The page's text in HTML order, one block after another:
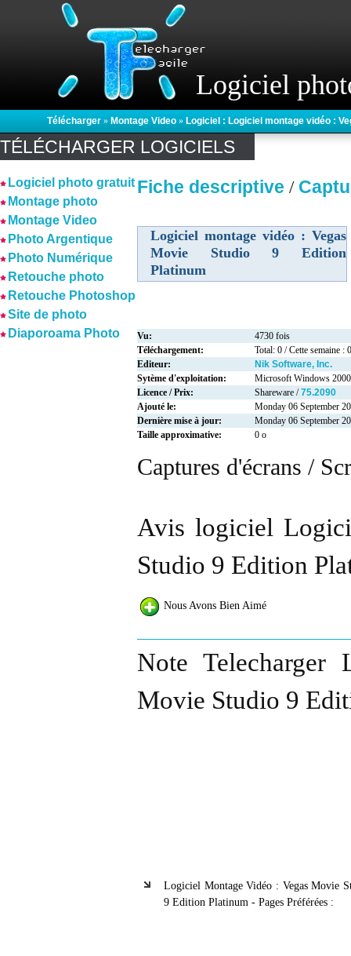
Logiciel
Télécharger » Montage Video » Logiciel : Logiciel montage vidéo :
TÉLÉCHARGER LOGICIELS
Logiciel photo gratuit
Montage photo
Montage Video
Photo Argentique
Photo Numérique
Retouche photo
Retouche Photoshop
Site de photo
Diaporoama Photo
Fiche descriptive /
Logiciel montage vidéo : Vegas
Movie Studio 9 Edition
Platinum
Vu:
4730 fois
Téléchargement:
Total: 0 / Cette semaine : 0
Editeur:
Nik Software, Inc.
Sytème d'exploitation:
Microsoft Windows
Licence / Prix:
Shareware /75.2090
Ajouté le:
Monday 06 September
Dernière mise à jour:
Monday 06 September
Taille approximative:
0 o
Captures d'écrans /
Avis logiciel
Studio 9 Edition
Nous Avons Bien Aimé
Note Telecharger
Movie Studio 9
Logiciel Montage Vidéo : Vegas Movie
9 Edition Platinum - Pages Préférées :